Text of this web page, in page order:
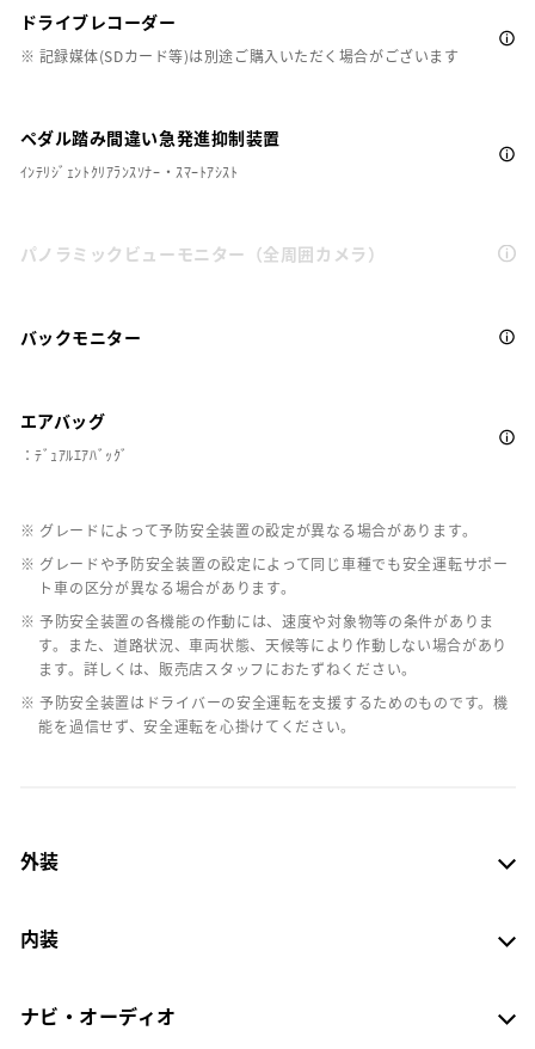
ドライブレコーダー
※ 記録媒体(SDカード等)は別途ご購入いただく場合がございます
ペダル踏み間違い急発進抑制装置
ｲﾝﾃﾘｼﾞｪﾝﾄｸﾘｱﾗﾝｽｿﾅｰ・ｽﾏｰﾄｱｼｽﾄ
パノラミックビューモニター（全周囲カメラ）
バックモニター
エアバッグ
：ﾃﾞｭｱﾙｴｱﾊﾞｯｸﾞ
※ グレードによって予防安全装置の設定が異なる場合があります。
※ グレードや予防安全装置の設定によって同じ車種でも安全運転サポー
ト車の区分が異なる場合があります。
※ 予防安全装置の各機能の作動には、速度や対象物等の条件がありま
す。また、道路状況、車両状態、天候等により作動しない場合があり
ます。詳しくは、販売店スタッフにおたずねください。
※ 予防安全装置はドライバーの安全運転を支援するためのものです。機
能を過信せず、安全運転を心掛けてください。
外装
内装
ナビ・オーディオ